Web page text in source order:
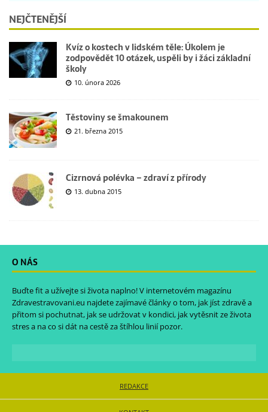
NEJČTENĚJŠÍ
Kvíz o kostech v lidském těle: Úkolem je
zodpovědět 10 otázek, uspěli by i žáci základní
školy
10. února 2026
Těstoviny se šmakounem
21. března 2015
Cizrnová polévka – zdraví z přírody
13. dubna 2015
O NÁS
Buďte fit a užívejte si života naplno! V internetovém magazínu
Zdravestravovani.eu najdete zajímavé články o tom, jak jíst zdravě a
přitom si pochutnat, jak se udržovat v kondici, jak vytěsnit ze života
stres a na co si dát na cestě za štíhlou linií pozor.
REDAKCE